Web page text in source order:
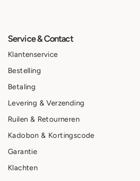
Service & Contact
Klantenservice
Bestelling
Betaling
Levering & Verzending
Ruilen & Retourneren
Kadobon & Kortingscode
Garantie
Klachten